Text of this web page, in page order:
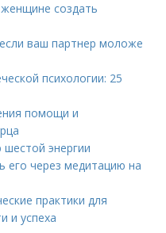
создать
ваш партнер моложе
психологии: 25
помощи и
энергии
его через медитацию на
практики для
и успеха